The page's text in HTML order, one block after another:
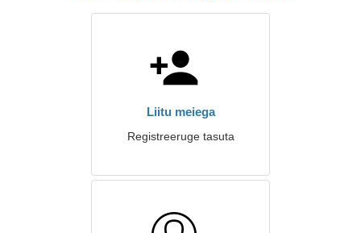
Liitu meiega
Registreeruge tasuta